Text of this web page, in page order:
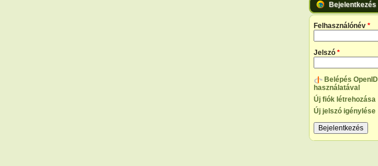
Bejelentkezés
Felhasználónév *
Jelszó *
Belépés OpenID
használatával
Új fiók létrehozása
Új jelszó igénylése